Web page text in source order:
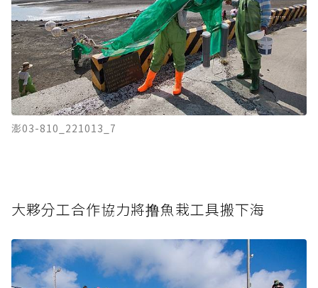
澎03-810_221013_7
大夥分工合作協力將撸魚栽工具搬下海